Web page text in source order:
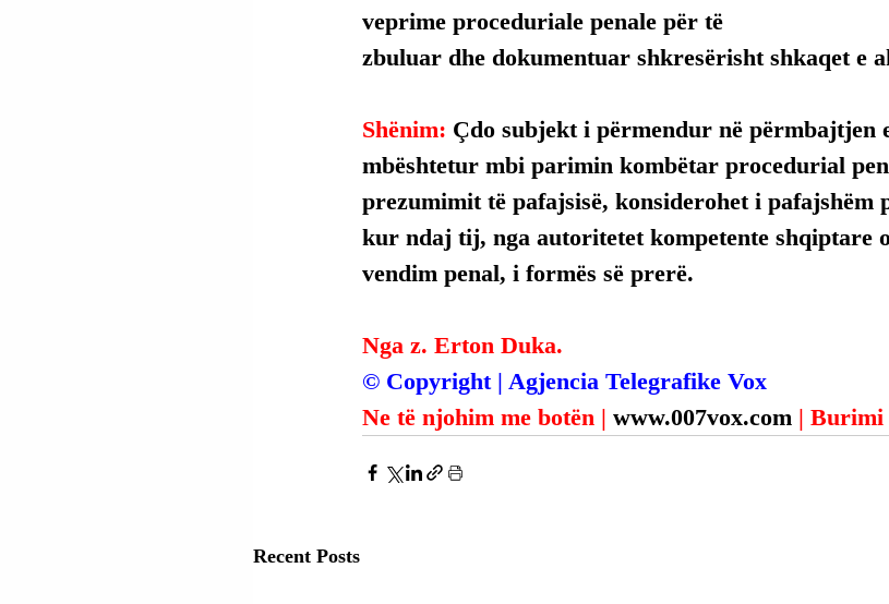
veprime proceduriale penale për të
zbuluar dhe dokumentuar shkresërisht shkaqet e
Shënim: Çdo subjekt i përmendur në
mbështetur mbi parimin kombëtar procedurial
prezumimit të pafajsisë, konsiderohet i pafajshëm
kur ndaj tij, nga autoritetet kompetente shqiptare
vendim penal, i formës së prerë.
Nga z. Erton Duka.
© Copyright | Agjencia Telegrafike Vox
Ne të njohim me botën | www.007vox.com |
Recent Posts